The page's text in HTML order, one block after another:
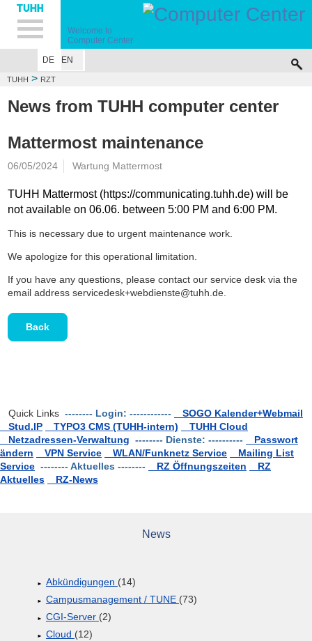
Hauptnavigation
Unternavigation
Inhalt
Suche
Welcome to
Computer Center
DE
EN
TUHH > RZT
News from TUHH computer center
Mattermost maintenance
06/05/2024 Wartung Mattermost
TUHH Mattermost (https://communicating.tuhh.de) will be
not available on 06.06. between 5:00 PM and 6:00 PM.
This is necessary due to urgent maintenance work.
We apologize for this operational limitation.
If you have any questions, please contact our service desk via the
email address servicedesk+webdienste@tuhh.de.
Back
Quick Links -------- Login: ------------
SOGO Kalender+Webmail
Stud.IP
TYPO3 CMS (TUHH-intern)
TUHH Cloud
Netzadressen-Verwaltung -------- Dienste: ----------
Passwort
ändern
VPN Service WLAN/Funknetz Service
Mailing List
Service -------- Aktuelles -------- RZ Öffnungszeiten
RZ
Aktuelles
RZ-News
News
Abkündigungen (14)
Campusmanagement / TUNE (73)
CGI-Server (2)
Cloud (12)